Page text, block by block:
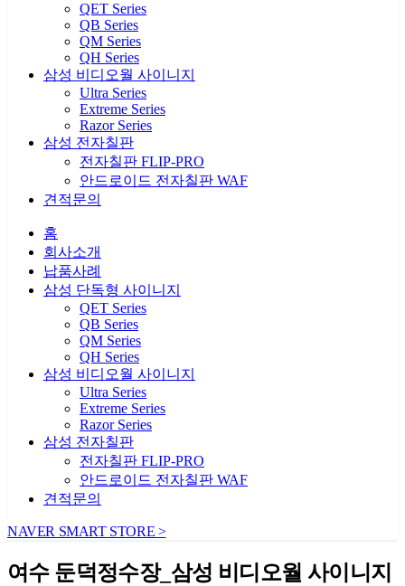
QET Series
QB Series
QM Series
QH Series
삼성 비디오월 사이니지
Ultra Series
Extreme Series
Razor Series
삼성 전자칠판
전자칠판 FLIP-PRO
안드로이드 전자칠판 WAF
견적문의
홈
회사소개
납품사례
삼성 단독형 사이니지
QET Series
QB Series
QM Series
QH Series
삼성 비디오월 사이니지
Ultra Series
Extreme Series
Razor Series
삼성 전자칠판
전자칠판 FLIP-PRO
안드로이드 전자칠판 WAF
견적문의
NAVER SMART STORE >
여수 둔덕정수장_삼성 비디오월 사이니지